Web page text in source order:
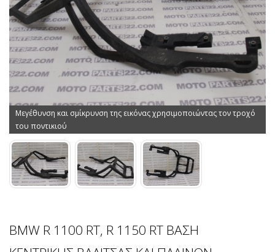
Μεγέθυνση και σμίκρυνση της εικόνας χρησιμοποιώντας τον τροχό
του ποντικιού
BMW R 1100 RT, R 1150 RT ΒΑΣΗ